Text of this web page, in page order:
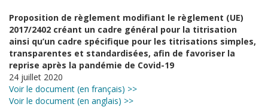
Proposition de règlement modifiant le règlement (UE)
2017/2402 créant un cadre général pour la titrisation
ainsi qu’un cadre spécifique pour les titrisations simples,
transparentes et standardisées, afin de favoriser la
reprise après la pandémie de Covid-19
24 juillet 2020
Voir le document (en français) >>
Voir le document (en anglais) >>